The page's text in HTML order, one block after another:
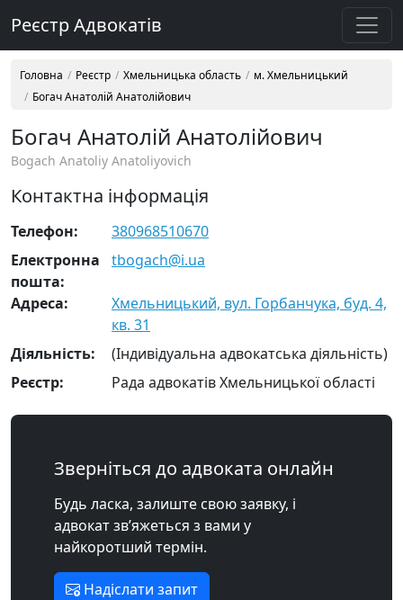
Реєстр Адвокатів
Головна Реєстр Хмельницька область
м. Хмельницький
Богач Анатолій Анатолійович
Богач Анатолій Анатолійович
Bogach Anatoliy Anatoliyovich
Контактна інформація
Телефон:
380968510670
Електронна
пошта:
tbogach@i.ua
Адреса:
Хмельницький, вул. Горбанчука, буд. 4,
кв. 31
Діяльність:
(Індивідуальна адвокатська діяльність)
Реєстр:
Рада адвокатів Хмельницької області
Зверніться до адвоката онлайн
Будь ласка, залиште свою заявку, і
адвокат зв’яжеться з вами у
найкоротший термін.
Надіслати запит